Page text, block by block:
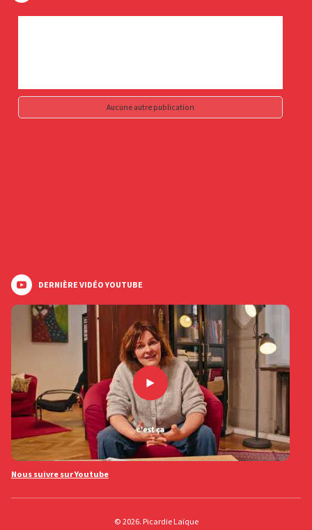
Aucune autre publication
DERNIÈRE VIDÉO YOUTUBE
Nous suivre sur Youtube
© 2026. Picardie Laïque